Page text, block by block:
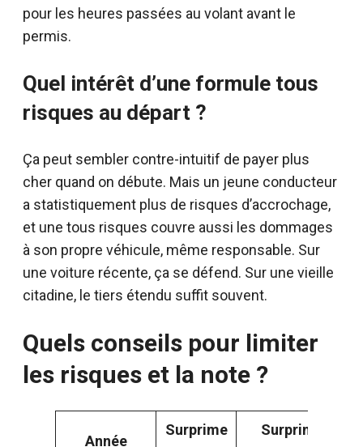
pour les heures passées au volant avant le
permis.
Quel intérêt d’une formule tous
risques au départ ?
Ça peut sembler contre-intuitif de payer plus
cher quand on débute. Mais un jeune conducteur
a statistiquement plus de risques d’accrochage,
et une tous risques couvre aussi les dommages
à son propre véhicule, même responsable. Sur
une voiture récente, ça se défend. Sur une vieille
citadine, le tiers étendu suffit souvent.
Quels conseils pour limiter
les risques et la note ?
Année
Surprime
Surprime